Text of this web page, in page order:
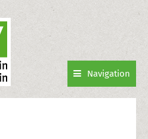
Navigation